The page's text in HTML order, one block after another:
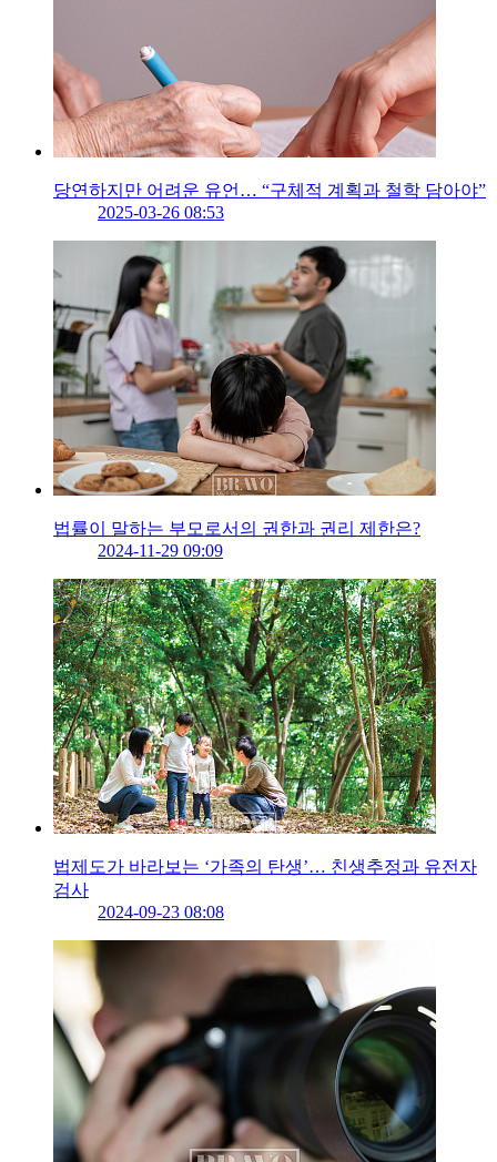
당연하지만 어려운 유언… “구체적 계획과 철학 담아야”
2025-03-26 08:53
법률이 말하는 부모로서의 권한과 권리 제한은?
2024-11-29 09:09
법제도가 바라보는 ‘가족의 탄생’… 친생추정과 유전자
검사
2024-09-23 08:08